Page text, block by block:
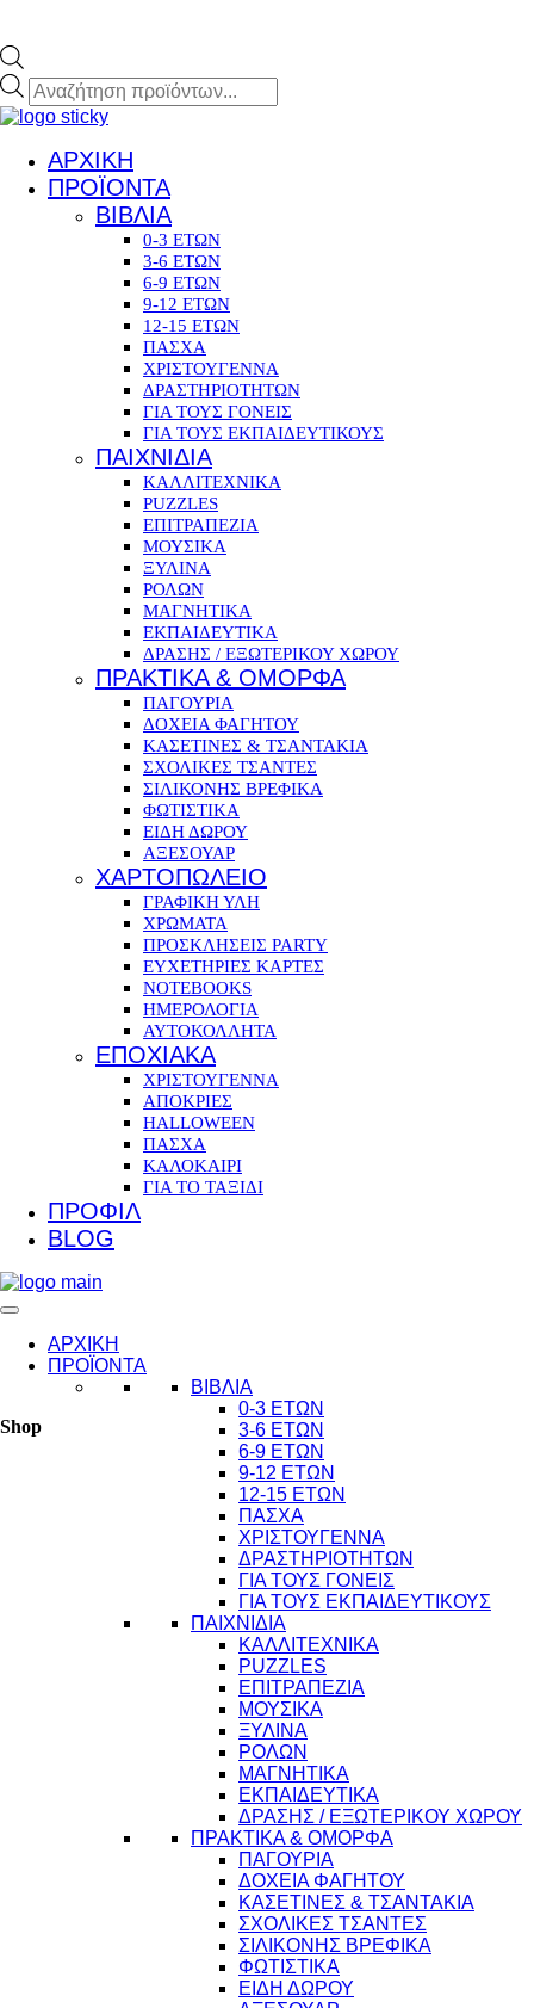
ΑΡΧΙΚΗ
ΠΡΟΪΟΝΤΑ
ΒΙΒΛΙΑ
0-3 ΕΤΩΝ
3-6 ΕΤΩΝ
6-9 ΕΤΩΝ
9-12 ΕΤΩΝ
12-15 ΕΤΩΝ
ΠΑΣΧΑ
ΧΡΙΣΤΟΥΓΕΝΝΑ
ΔΡΑΣΤΗΡΙΟΤΗΤΩΝ
ΓΙΑ ΤΟΥΣ ΓΟΝΕΙΣ
ΓΙΑ ΤΟΥΣ ΕΚΠΑΙΔΕΥΤΙΚΟΥΣ
ΠΑΙΧΝΙΔΙΑ
ΚΑΛΛΙΤΕΧΝΙΚΑ
PUZZLES
ΕΠΙΤΡΑΠΕΖΙΑ
ΜΟΥΣΙΚΑ
ΞΥΛΙΝΑ
ΡΟΛΩΝ
ΜΑΓΝΗΤΙΚΑ
ΕΚΠΑΙΔΕΥΤΙΚΑ
ΔΡΑΣΗΣ / ΕΞΩΤΕΡΙΚΟΥ ΧΩΡΟΥ
ΠΡΑΚΤΙΚΑ & ΟΜΟΡΦΑ
ΠΑΓΟΥΡΙΑ
ΔΟΧΕΙΑ ΦΑΓΗΤΟΥ
ΚΑΣΕΤΙΝΕΣ & ΤΣΑΝΤΑΚΙΑ
ΣΧΟΛΙΚΕΣ ΤΣΑΝΤΕΣ
ΣΙΛΙΚΟΝΗΣ ΒΡΕΦΙΚΑ
ΦΩΤΙΣΤΙΚΑ
ΕΙΔΗ ΔΩΡΟΥ
ΑΞΕΣΟΥΑΡ
ΧΑΡΤΟΠΩΛΕΙΟ
ΓΡΑΦΙΚΗ ΥΛΗ
ΧΡΩΜΑΤΑ
ΠΡΟΣΚΛΗΣΕΙΣ PARTY
ΕΥΧΕΤΗΡΙΕΣ ΚΑΡΤΕΣ
NOTEBOOKS
ΗΜΕΡΟΛΟΓΙΑ
ΑΥΤΟΚΟΛΛΗΤΑ
ΕΠΟΧΙΑΚΑ
ΧΡΙΣΤΟΥΓΕΝΝΑ
ΑΠΟΚΡΙΕΣ
HALLOWEEN
ΠΑΣΧΑ
ΚΑΛΟΚΑΙΡΙ
ΓΙΑ ΤΟ ΤΑΞΙΔΙ
ΠΡΟΦΙΛ
BLOG
ΑΡΧΙΚΗ
ΠΡΟΪΟΝΤΑ
ΒΙΒΛΙΑ
0-3 ΕΤΩΝ
3-6 ΕΤΩΝ
6-9 ΕΤΩΝ
9-12 ΕΤΩΝ
12-15 ΕΤΩΝ
ΠΑΣΧΑ
ΧΡΙΣΤΟΥΓΕΝΝΑ
ΔΡΑΣΤΗΡΙΟΤΗΤΩΝ
ΓΙΑ ΤΟΥΣ ΓΟΝΕΙΣ
ΓΙΑ ΤΟΥΣ ΕΚΠΑΙΔΕΥΤΙΚΟΥΣ
ΠΑΙΧΝΙΔΙΑ
ΚΑΛΛΙΤΕΧΝΙΚΑ
PUZZLES
ΕΠΙΤΡΑΠΕΖΙΑ
ΜΟΥΣΙΚΑ
ΞΥΛΙΝΑ
ΡΟΛΩΝ
ΜΑΓΝΗΤΙΚΑ
ΕΚΠΑΙΔΕΥΤΙΚΑ
ΔΡΑΣΗΣ / ΕΞΩΤΕΡΙΚΟΥ ΧΩΡΟΥ
ΠΡΑΚΤΙΚΑ & ΟΜΟΡΦΑ
ΠΑΓΟΥΡΙΑ
ΔΟΧΕΙΑ ΦΑΓΗΤΟΥ
ΚΑΣΕΤΙΝΕΣ & ΤΣΑΝΤΑΚΙΑ
ΣΧΟΛΙΚΕΣ ΤΣΑΝΤΕΣ
ΣΙΛΙΚΟΝΗΣ ΒΡΕΦΙΚΑ
ΦΩΤΙΣΤΙΚΑ
ΕΙΔΗ ΔΩΡΟΥ
Shop